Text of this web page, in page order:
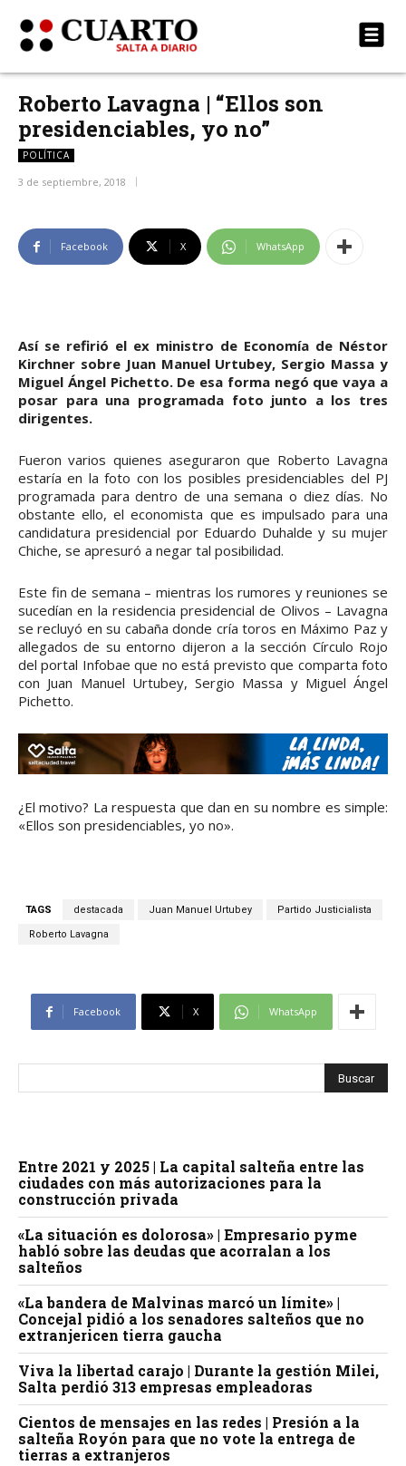
Roberto Lavagna | “Ellos son
presidenciables, yo no”
POLÍTICA
3 de septiembre, 2018
Facebook X WhatsApp
Así se refirió el ex ministro de Economía de Néstor
Kirchner sobre Juan Manuel Urtubey, Sergio Massa y
Miguel Ángel Pichetto. De esa forma negó que vaya a
posar para una programada foto junto a los tres
dirigentes.
Fueron varios quienes aseguraron que Roberto Lavagna
estaría en la foto con los posibles presidenciables del PJ
programada para dentro de una semana o diez días. No
obstante ello, el economista que es impulsado para una
candidatura presidencial por Eduardo Duhalde y su mujer
Chiche, se apresuró a negar tal posibilidad.
Este fin de semana – mientras los rumores y reuniones se
sucedían en la residencia presidencial de Olivos – Lavagna
se recluyó en su cabaña donde cría toros en Máximo Paz y
allegados de su entorno dijeron a la sección Círculo Rojo
del portal Infobae que no está previsto que comparta foto
con Juan Manuel Urtubey, Sergio Massa y Miguel Ángel
Pichetto.
¿El motivo? La respuesta que dan en su nombre es simple:
«Ellos son presidenciables, yo no».
TAGS destacada Juan Manuel Urtubey Partido Justicialista
Roberto Lavagna
Facebook X WhatsApp
Entre 2021 y 2025 | La capital salteña entre las
ciudades con más autorizaciones para la
construcción privada
«La situación es dolorosa» | Empresario pyme
habló sobre las deudas que acorralan a los
salteños
«La bandera de Malvinas marcó un límite» |
Concejal pidió a los senadores salteños que no
extranjericen tierra gaucha
Viva la libertad carajo | Durante la gestión Milei,
Salta perdió 313 empresas empleadoras
Cientos de mensajes en las redes | Presión a la
salteña Royón para que no vote la entrega de
tierras a extranjeros